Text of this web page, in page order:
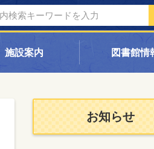
施設案内 図書館情
お知らせ